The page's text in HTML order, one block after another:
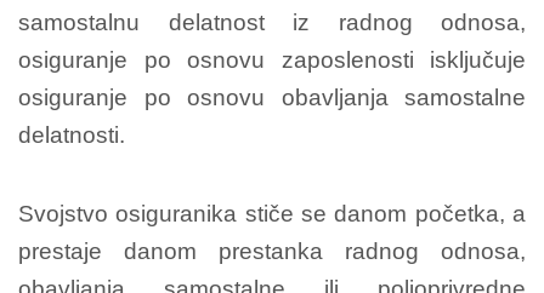
samostalnu delatnost iz radnog odnosa,
osiguranje po osnovu zaposlenosti isključuje
osiguranje po osnovu obavljanja samostalne
delatnosti.
Svojstvo osiguranika stiče se danom početka, a
prestaje danom prestanka radnog odnosa,